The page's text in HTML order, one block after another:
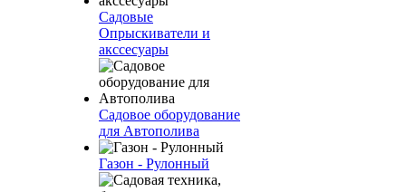
Садовые
Опрыскиватели и
акссесуары
Садовое оборудование
для Автополива
Газон - Рулонный